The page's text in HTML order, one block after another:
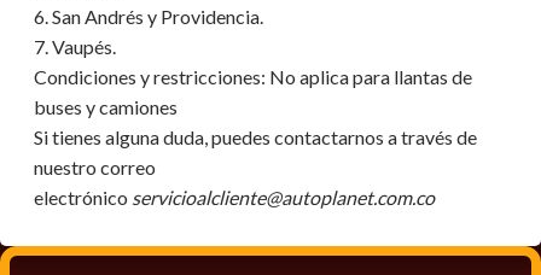
6. San Andrés y Providencia.
7. Vaupés.
Condiciones y restricciones: No aplica para llantas de
buses y camiones
Si tienes alguna duda, puedes contactarnos a través de
nuestro correo
electrónico servicioalcliente@autoplanet.com.co